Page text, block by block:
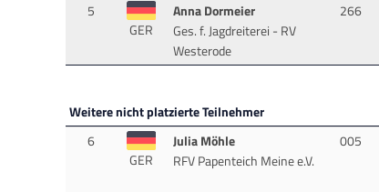
5
GER
Anna Dormeier
Ges. f. Jagdreiterei - RV
Westerode
266
Weitere nicht platzierte Teilnehmer
6
GER
Julia Möhle
RFV Papenteich Meine e.V.
005